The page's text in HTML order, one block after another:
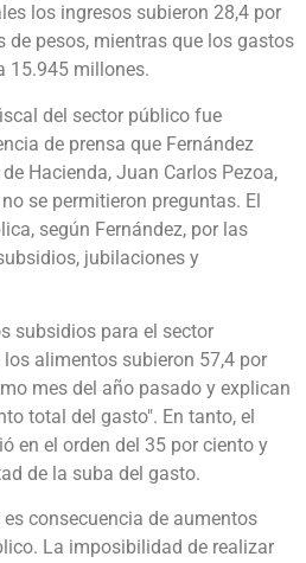
los ingresos subieron 28,4 por
de pesos, mientras que los gastos
15.945 millones.
del sector público fue
de prensa que Fernández
Hacienda, Juan Carlos Pezoa,
se permitieron preguntas. El
según Fernández, por las
jubilaciones y
subsidios para el sector
alimentos subieron 57,4 por
mes del año pasado y explican
total del gasto". En tanto, el
en el orden del 35 por ciento y
de la suba del gasto.
consecuencia de aumentos
La imposibilidad de realizar